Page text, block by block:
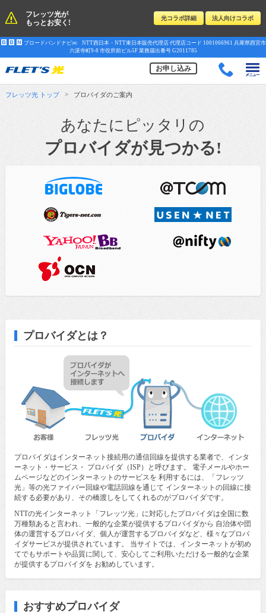
フレッツ光が
もっとお安く !
光コラボ詳細 法人向けコラボ
B B N ブロードバンドナビ㈱ NTT西日本・NTT東日本販売代理店 代理店コード 1001066961 兵庫県西宮市
六湛寺町9-8 市役所前ビル5F業務届出番号 G2011785
お申し込み t
フレッツ光 トップ > プロバイダのご案内
あなたにピッタリの
プロバイダが見つかる!
プロバイダとは？
プロバイダはインターネット接続用の通信回線を提供する業者で、インタ
ーネット・サービス・ プロバイダ（ISP）と呼びます。 電子メールやホー
ムページなどのインターネットのサービスを 利用するには、「フレッツ
光」等の光ファイバー回線や電話回線を通じて インターネットの回線に接
続する必要があり、その橋渡しをしてくれるのがプロバイダです。
NTTの光インターネット「フレッツ光」に対応したプロバイダは全国に数
万種類あると言われ、一般的な企業が提供するプロバイダから 自治体や団
体の運営するプロバイダ、個人が運営するプロバイダなど、様々なプロバ
イダサービスが提供されています。 当サイトでは、インターネットが初め
てでもサポートや品質に関して、安心してご利用いただける一般的な企業
が提供するプロバイダを お勧めしています。
おすすめプロバイダ